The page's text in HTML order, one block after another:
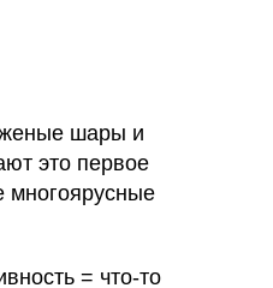
шары и
это первое
многоярусные
= что-то